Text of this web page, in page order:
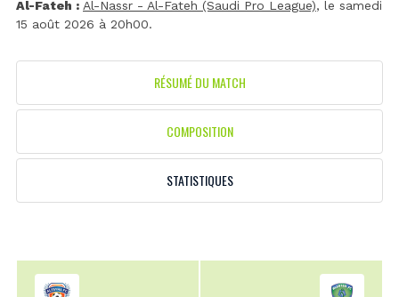
Al-Fateh : Al-Nassr - Al-Fateh (Saudi Pro League), le samedi
15 août 2026 à 20h00.
RÉSUMÉ DU MATCH
COMPOSITION
STATISTIQUES